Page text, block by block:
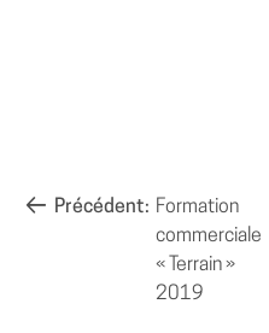
NAVIGATION
Précédent: Formation
commerciale
« Terrain »
2019